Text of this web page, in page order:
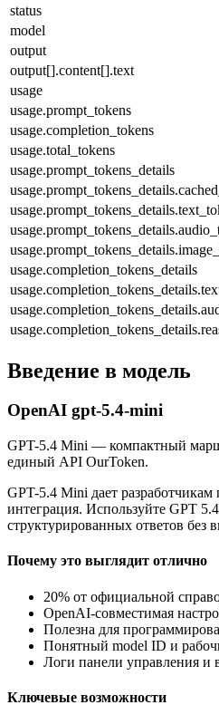
status
model
output
output[].content[].text
usage
usage.prompt_tokens
usage.completion_tokens
usage.total_tokens
usage.prompt_tokens_details
usage.completion_tokens_details
Введение в модель
OpenAI gpt-5.4-mini
GPT-5.4 Mini — компактный
единый API OurToken.
GPT-5.4 Mini дает
интеграция. Используйте GPT
структурированных ответов
Почему это выглядит отлично
20% от официальной
OpenAI-совместимая
Полезна для
Понятный model ID и
Логи панели управления и
Ключевые возможности